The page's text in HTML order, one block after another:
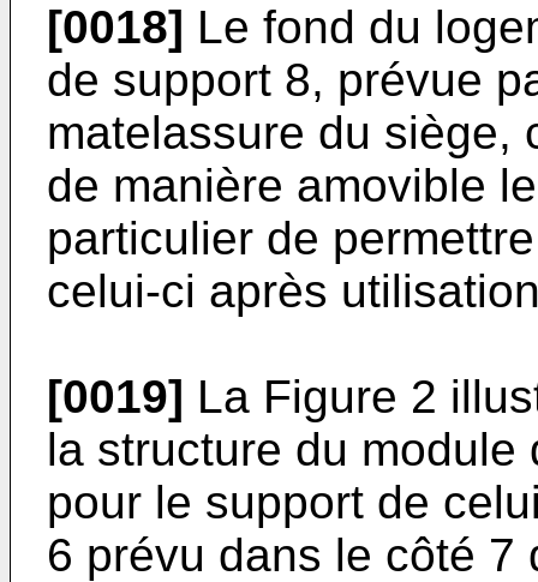
[0018] Le fond du
de support 8, prévue
matelassure du siège,
de manière amovible
particulier de
celui-ci après
[0019] La Figure 2
la structure du
pour le support de
6 prévu dans le côté 7